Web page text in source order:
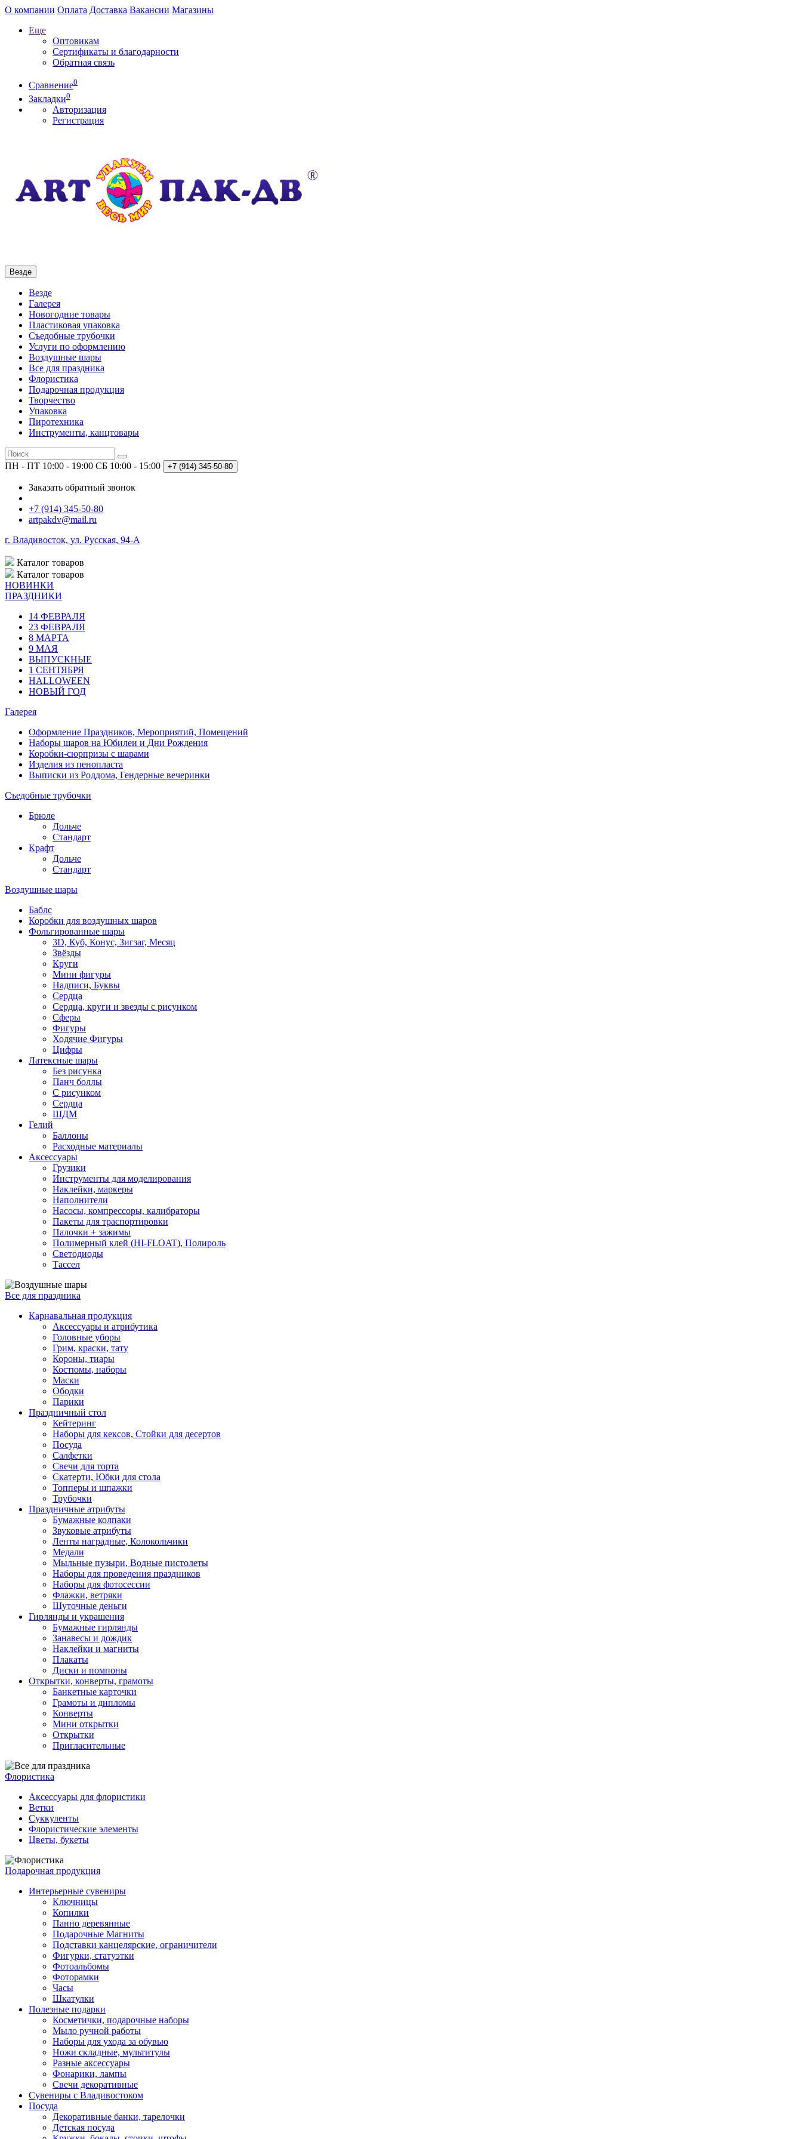
О компании Оплата Доставка Вакансии Магазины
Еще
Оптовикам
Сертификаты и благодарности
Обратная связь
Сравнение0
Закладки0
Авторизация
Регистрация
Везде
Везде
Галерея
Новогодние товары
Пластиковая упаковка
Съедобные трубочки
Услуги по оформлению
Воздушные шары
Все для праздника
Флористика
Подарочная продукция
Творчество
Упаковка
Пиротехника
Инструменты, канцтовары
ПН - ПТ 10:00 - 19:00 СБ 10:00 - 15:00 +7 (914) 345-50-80
Заказать обратный звонок
+7 (914) 345-50-80
artpakdv@mail.ru
г. Владивосток, ул. Русская, 94-А
Каталог товаров
Каталог товаров
НОВИНКИ
ПРАЗДНИКИ
14 ФЕВРАЛЯ
23 ФЕВРАЛЯ
8 МАРТА
9 МАЯ
ВЫПУСКНЫЕ
1 СЕНТЯБРЯ
HALLOWEEN
НОВЫЙ ГОД
Галерея
Оформление Праздников, Мероприятий, Помещений
Наборы шаров на Юбилеи и Дни Рождения
Коробки-сюрпризы с шарами
Изделия из пенопласта
Выписки из Роддома, Гендерные вечеринки
Съедобные трубочки
Брюле
Дольче
Стандарт
Крафт
Дольче
Стандарт
Воздушные шары
Баблс
Коробки для воздушных шаров
Фольгированные шары
3D, Куб, Конус, Зигзаг, Месяц
Звёзды
Круги
Мини фигуры
Надписи, Буквы
Сердца
Сердца, круги и звезды с рисунком
Сферы
Фигуры
Ходячие Фигуры
Цифры
Латексные шары
Без рисунка
Панч боллы
С рисунком
Сердца
ШДМ
Гелий
Баллоны
Расходные материалы
Аксессуары
Грузики
Инструменты для моделирования
Наклейки, маркеры
Наполнители
Насосы, компрессоры, калибраторы
Пакеты для траспортировки
Палочки + зажимы
Полимерный клей (HI-FLOAT), Полироль
Светодиоды
Тассел
Все для праздника
Карнавальная продукция
Аксессуары и атрибутика
Головные уборы
Грим, краски, тату
Короны, тиары
Костюмы, наборы
Маски
Ободки
Парики
Праздничный стол
Кейтеринг
Наборы для кексов, Стойки для десертов
Посуда
Салфетки
Свечи для торта
Скатерти, Юбки для стола
Топперы и шпажки
Трубочки
Праздничные атрибуты
Бумажные колпаки
Звуковые атрибуты
Ленты наградные, Колокольчики
Медали
Мыльные пузыри, Водные пистолеты
Наборы для проведения праздников
Наборы для фотосессии
Флажки, ветряки
Шуточные деньги
Гирлянды и украшения
Бумажные гирлянды
Занавесы и дождик
Наклейки и магниты
Плакаты
Диски и помпоны
Открытки, конверты, грамоты
Банкетные карточки
Грамоты и дипломы
Конверты
Мини открытки
Открытки
Пригласительные
Флористика
Аксессуары для флористики
Ветки
Суккуленты
Флористические элементы
Цветы, букеты
Подарочная продукция
Интерьерные сувениры
Ключницы
Копилки
Панно деревянные
Подарочные Магниты
Подставки канцелярские, ограничители
Фигурки, статуэтки
Фотоальбомы
Фоторамки
Часы
Шкатулки
Полезные подарки
Косметички, подарочные наборы
Мыло ручной работы
Наборы для ухода за обувью
Ножи складные, мультитулы
Разные аксессуары
Фонарики, лампы
Свечи декоративные
Сувениры с Владивостоком
Посуда
Декоративные банки, тарелочки
Детская посуда